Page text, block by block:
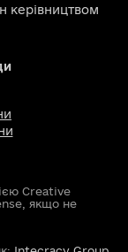
керівництвом
Creative
якщо не